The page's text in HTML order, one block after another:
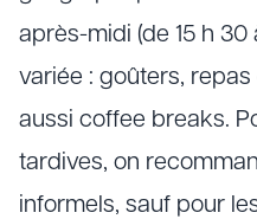
après-midi (de 15 h 30
variée : goûters,
aussi coffee breaks.
tardives, on
informels, sauf pour